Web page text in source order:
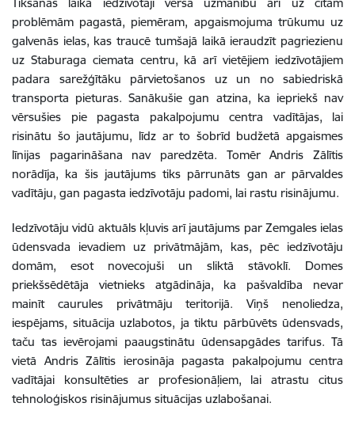
problēmām pagastā, piemēram, apgaismojuma trūkumu uz
galvenās ielas, kas traucē tumšajā laikā ieraudzīt pagriezienu
uz Staburaga ciemata centru, kā arī vietējiem iedzīvotājiem
padara sarežģītāku pārvietošanos uz un no sabiedriskā
transporta pieturas. Sanākušie gan atzina, ka iepriekš nav
vērsušies pie pagasta pakalpojumu centra vadītājas, lai
risinātu šo jautājumu, līdz ar to šobrīd budžetā apgaismes
līnijas pagarināšana nav paredzēta. Tomēr Andris Zālītis
norādīja, ka šis jautājums tiks pārrunāts gan ar pārvaldes
vadītāju, gan pagasta iedzīvotāju padomi, lai rastu risinājumu.
Iedzīvotāju vidū aktuāls kļuvis arī jautājums par Zemgales ielas
ūdensvada ievadiem uz privātmājām, kas, pēc iedzīvotāju
domām, esot novecojuši un sliktā stāvoklī. Domes
priekšsēdētāja vietnieks atgādināja, ka pašvaldība nevar
mainīt caurules privātmāju teritorijā. Viņš nenoliedza,
iespējams, situācija uzlabotos, ja tiktu pārbūvēts ūdensvads,
taču tas ievērojami paaugstinātu ūdensapgādes tarifus. Tā
vietā Andris Zālītis ierosināja pagasta pakalpojumu centra
vadītājai konsultēties ar profesionāļiem, lai atrastu citus
tehnoloģiskos risinājumus situācijas uzlabošanai.